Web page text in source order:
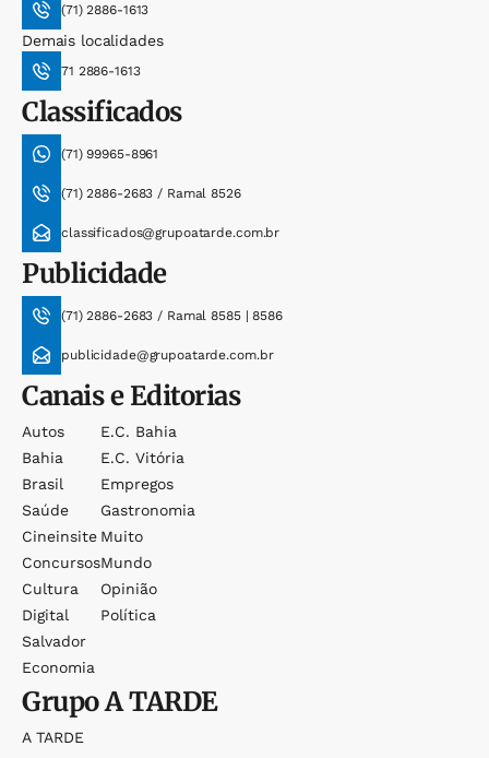
(71) 2886-1613
Demais localidades
71 2886-1613
Classificados
(71) 99965-8961
(71) 2886-2683 / Ramal 8526
classificados@grupoatarde.com.br
Publicidade
(71) 2886-2683 / Ramal 8585 | 8586
publicidade@grupoatarde.com.br
Canais e Editorias
Autos
Bahia
Brasil
Saúde
Cineinsite
Concursos
Cultura
Digital
Salvador
Economia
E.c. Bahia
E.c. Vitória
Empregos
Gastronomia
Muito
Mundo
Opinião
Política
GrupoA TARDE
A TARDE